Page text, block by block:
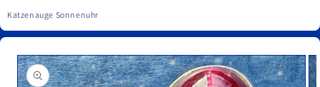
Katzenauge Sonnenuhr